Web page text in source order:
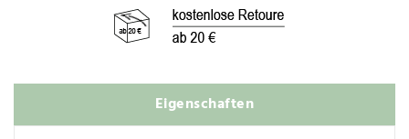
Eigenschaften